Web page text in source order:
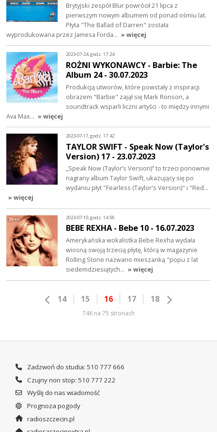
Brytyjski zespół Blur powrócił 21 lipca z
pierwszym nowym albumem od ponad ośmiu lat.
Płyta "The Ballad of Darren" została
wyprodukowana przez Jamesa Forda… » więcej
2023-07-24, godz. 17:24
ROŻNI WYKONAWCY - Barbie: The
Album 24 - 30.07.2023
Produkcją utworów, które powstały z inspiracji
obrazem "Barbie" zajął się Mark Ronson, a
soundtrack wsparli liczni artyści - to między innymi
Ava Max… » więcej
2023-07-17, godz. 17:42
TAYLOR SWIFT - Speak Now (Taylor's
Version) 17 - 23.07.2023
„Speak Now (Taylor’s Version)” to trzeci ponownie
nagrany album Taylor Swift, ukazujący się po
wydaniu płyt "Fearless (Taylor's Version)" i "Red…
» więcej
2023-07-10, godz. 14:58
BEBE REXHA - Bebe 10 - 16.07.2023
Amerykańska wokalistka Bebe Rexha wydała
wiosną swoją trzecią płytę, którą w magazynie
Rolling Stone nazwano mieszanką "popu z lat
siedemdziesiątych… » więcej
14 15 16 17 18
746 na 75 stronach
Zadzwoń do studia: 510 777 666
Czujny non stop: 510 777 222
Wyślij do nas wiadomość
Prognoza pogody
radioszczecin.pl